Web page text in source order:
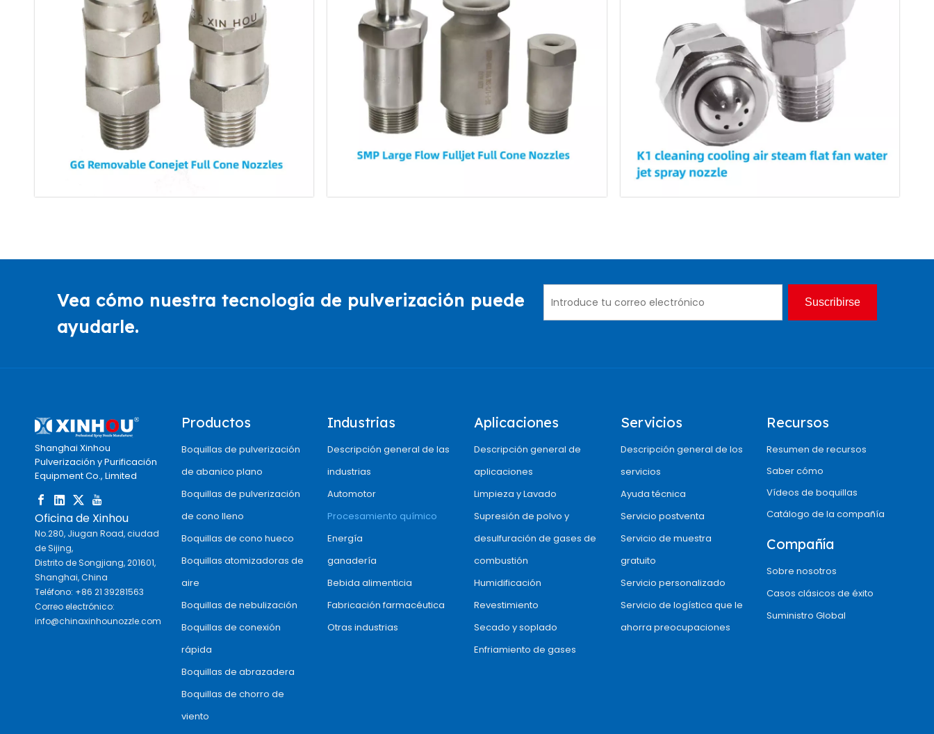
Vea cómo nuestra tecnología de pulverización puede
ayudarle.
Suscribirse
Shanghai Xinhou
Pulverización y Purificación
Equipment Co., Limited
Oficina de Xinhou
No.280, Jiugan Road, ciudad
de Sijing,
Distrito de Songjiang, 201601,
Shanghai, China
Teléfono: +86 21 39281563
Correo electrónico:
info@chinaxinhounozzle.com
Productos
Boquillas de pulverización
de abanico plano
Boquillas de pulverización
de cono lleno
Boquillas de cono hueco
Boquillas atomizadoras de
aire
Boquillas de nebulización
Boquillas de conexión
rápida
Boquillas de abrazadera
Boquillas de chorro de
viento
Industrias
Descripción general de las
industrias
Automotor
Procesamiento químico
Energía
ganadería
Bebida alimenticia
Fabricación farmacéutica
Otras industrias
Aplicaciones
Descripción general de
aplicaciones
Limpieza y Lavado
Supresión de polvo y
desulfuración de gases de
combustión
Humidificación
Revestimiento
Secado y soplado
Enfriamiento de gases
Servicios
Descripción general de los
servicios
Ayuda técnica
Servicio postventa
Servicio de muestra
gratuito
Servicio personalizado
Servicio de logística que le
ahorra preocupaciones
Recursos
Resumen de recursos
Saber cómo
Vídeos de boquillas
Catálogo de la compañía
Compañía
Sobre nosotros
Casos clásicos de éxito
Suministro Global